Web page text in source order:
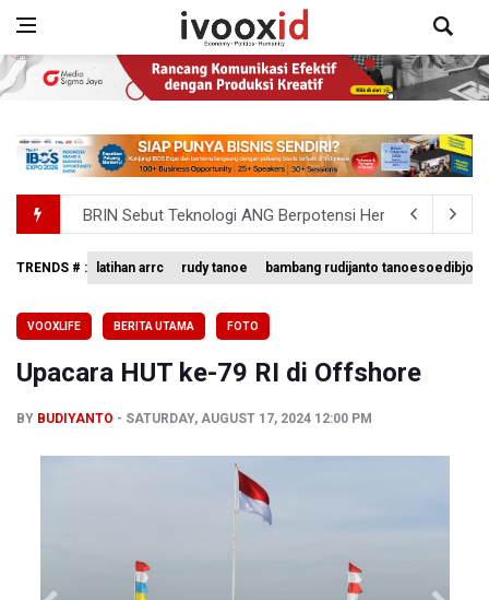
BRIN Sebut Teknologi ANG Berpotensi Hemat Subsidi
Kuasa Hukum Klaim 995 Airsoft Gun di Sekolah
KPK Minta Bambang Rudijanto Tanoesoedibjo
BRIN Pastikan Keamanan Data Proyek Satelit Lampung-1
TRENDS # : latihan arrc rudy tanoe bambang rudijanto tanoesoedibjo
VOOXLIFE BERITA UTAMA FOTO
Upacara HUT ke-79 RI di Offshore
BY BUDIYANTO SATURDAY, AUGUST 17, 2024 12:00 PM